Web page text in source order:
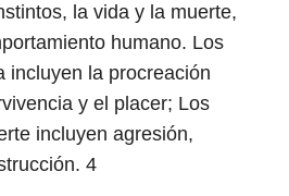
la vida y la muerte,
humano. Los
incluyen la procreación
y el placer; Los
incluyen agresión,
4